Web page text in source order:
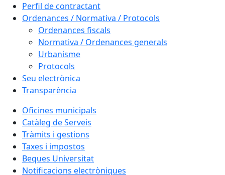
Perfil de contractant
Ordenances / Normativa / Protocols
Ordenances fiscals
Normativa / Ordenances generals
Urbanisme
Protocols
Seu electrònica
Transparència
Oficines municipals
Catàleg de Serveis
Tràmits i gestions
Taxes i impostos
Beques Universitat
Notificacions electròniques